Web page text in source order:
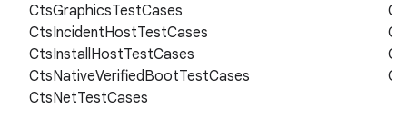
CtsGraphicsTestCases
CtsIncidentHostTestCases
CtsInstallHostTestCases
CtsNativeVerifiedBootTestCases
CtsNetTestCases